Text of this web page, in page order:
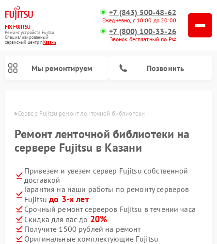
FIX-FUJITSU
Ремонт устройств Fujitsu
Специализированный
cервисный центр г.Казань
+7 (843) 500-48-62
Ежедневно, с 10:00 до 20:00
+7 (800) 100-33-26
Звонок бесплатный по РФ
Мы ремонтируем Позвонить
Сервер Fujitsu ремонт ленточной библиотеки
Ремонт ленточной библиотеки на
сервере Fujitsu в Казани
Привезем и увезем сервер Fujitsu собственной
доставкой
Гарантия на наши работы по ремонту серверов
Fujitsuдо 3-х лет
Срочный ремонт серверов Fujitsu в течении часа
Скидка для вас до 20%
Получите 1500 рублей на ремонт
Оригинальные комплектующие Fujitsu